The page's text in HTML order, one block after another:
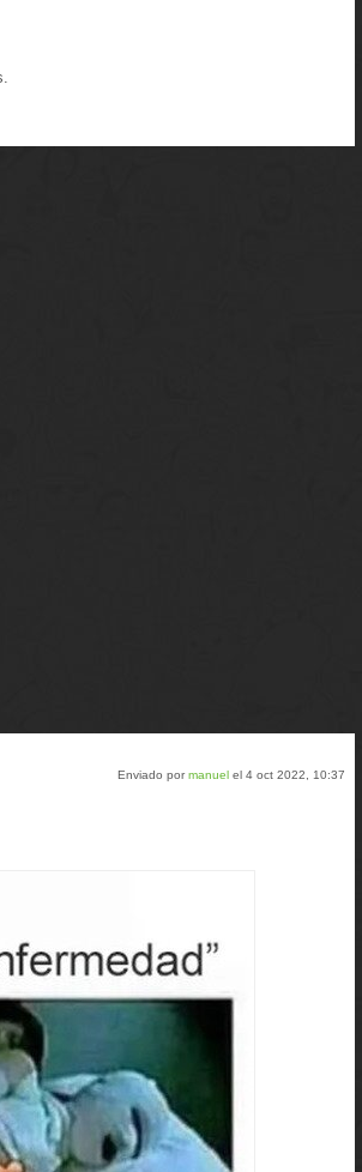
Enviado pormanuel el 4 oct 2022, 10:37